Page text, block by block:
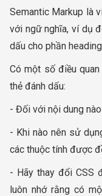
Semantic Markup là
với ngữ nghĩa, ví dụ
dấu cho phần
Có một số điều
thẻ đánh dấu:
- Đối với nội dung
- Khi nào nên sử
các thuộc tính được
- Hãy thay đổi CSS
luôn nhớ rằng có